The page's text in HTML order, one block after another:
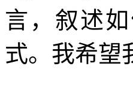
言，叙述
式。我希望